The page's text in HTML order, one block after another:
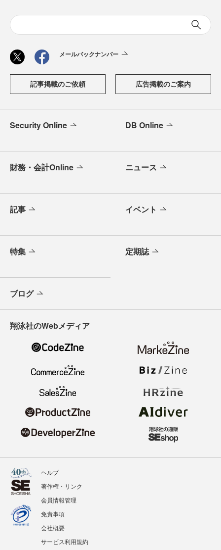
メールバックナンバー
記事掲載のご依頼 広告掲載のご案内
Security Online DB Online
財務・会計Online ニュース
記事 イベント
特集 定期誌
ブログ
翔泳社のWebメディア
ヘルプ
著作権・リンク
会員情報管理
免責事項
会社概要
サービス利用規約